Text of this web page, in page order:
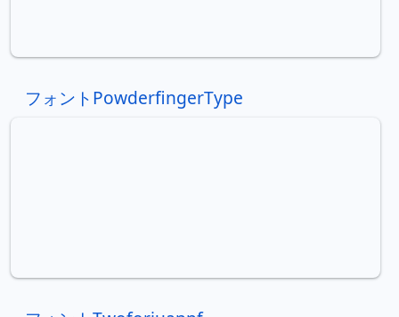
フォントPowderfingerType